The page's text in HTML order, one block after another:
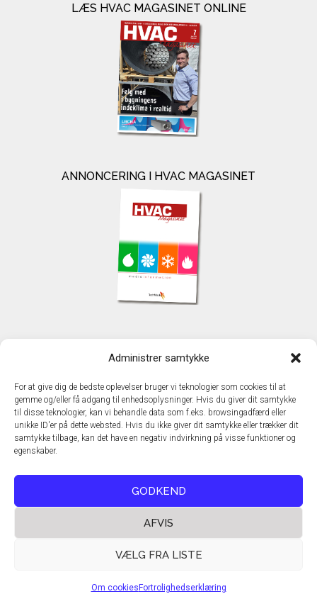
Administrer samtykke
For at give dig de bedste oplevelser bruger vi teknologier som cookies til at
gemme og/eller få adgang til enhedsoplysninger. Hvis du giver dit samtykke
til disse teknologier, kan vi behandle data som f.eks. browsingadfærd eller
unikke ID'er på dette websted. Hvis du ikke giver dit samtykke eller trækker dit
samtykke tilbage, kan det have en negativ indvirkning på visse funktioner og
egenskaber.
GODKEND
AFVIS
VÆLG FRA LISTE
Om cookies Fortrolighedserklæring
LÆS HVAC MAGASINET ONLINE
ANNONCERING I HVAC MAGASINET
TechMedia A/S
DK - 2600 Glostrup
www.techmedia.dk
Telefon: +45 43 24 26 28
E-mail:info@techmedia.dk